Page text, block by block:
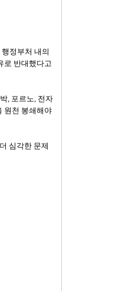
정부처 내의
로 반대했다고
, 포르노, 전자
원천 봉쇄해야
심각한 문제